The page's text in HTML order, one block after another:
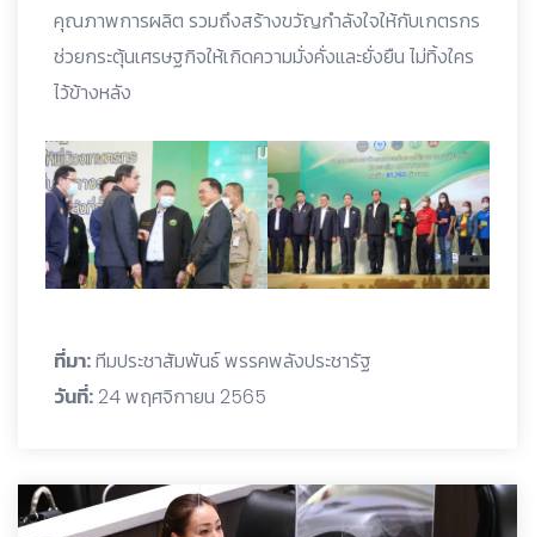
คุณภาพการผลิต รวมถึงสร้างขวัญกำลังใจให้กับเกตรกร
ช่วยกระตุ้นเศรษฐกิจให้เกิดความมั่งคั่งและยั่งยืน ไม่ทิ้งใคร
ไว้ข้างหลัง
ที่มา:ทีมประชาสัมพันธ์ พรรคพลังประชารัฐ
วันที่: 24 พฤศจิกายน 2565